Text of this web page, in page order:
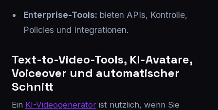
Enterprise-Tools: bieten APIs, Kontrolle,
Policies und Integrationen.
Text-to-Video-Tools, KI-Avatare,
Voiceover und automatischer
Schnitt
Ein KI-Videogenerator ist nützlich, wenn Sie